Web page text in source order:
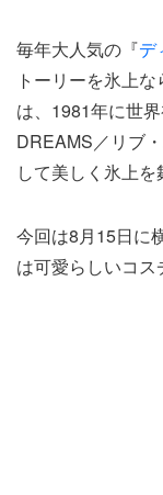
毎年大人気の『デ
トーリーを氷上
は、1981年に世
DREAMS／リブ
して美しく氷上を
今回は8月15日に
は可愛らしいコス